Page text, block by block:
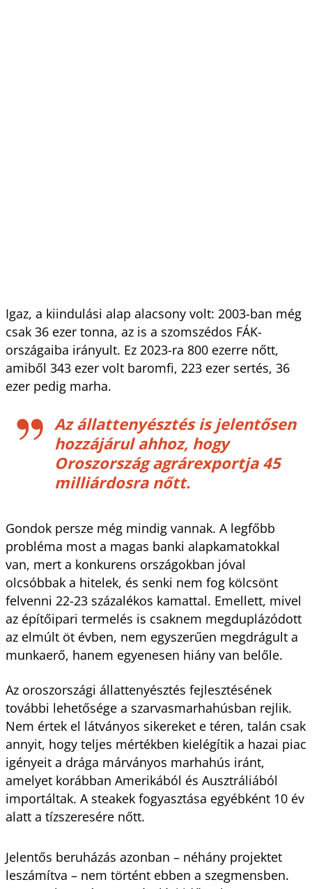
Igaz, a kiindulási alap alacsony volt: 2003-ban még
csak 36 ezer tonna, az is a szomszédos FÁK-
országaiba irányult. Ez 2023-ra 800 ezerre nőtt,
amiből 343 ezer volt baromfi, 223 ezer sertés, 36
ezer pedig marha.
Az állattenyésztés is jelentősen
hozzájárul ahhoz, hogy
Oroszország agrárexportja 45
milliárdosra nőtt.
Gondok persze még mindig vannak. A legfőbb
probléma most a magas banki alapkamatokkal
van, mert a konkurens országokban jóval
olcsóbbak a hitelek, és senki nem fog kölcsönt
felvenni 22-23 százalékos kamattal. Emellett, mivel
az építőipari termelés is csaknem megduplázódott
az elmúlt öt évben, nem egyszerűen megdrágult a
munkaerő, hanem egyenesen hiány van belőle.
Az oroszországi állattenyésztés fejlesztésének
további lehetősége a szarvasmarhahúsban rejlik.
Nem értek el látványos sikereket e téren, talán csak
annyit, hogy teljes mértékben kielégítik a hazai piac
igényeit a drága márványos marhahús iránt,
amelyet korábban Amerikából és Ausztráliából
importáltak. A steakek fogyasztása egyébként 10 év
alatt a tízszeresére nőtt.
Jelentős beruházás azonban – néhány projektet
leszámítva – nem történt ebben a szegmensben.